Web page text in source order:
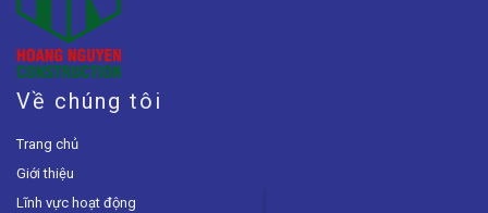
Về chúng tôi
Trang chủ
Giới thiệu
Lĩnh vực hoạt động